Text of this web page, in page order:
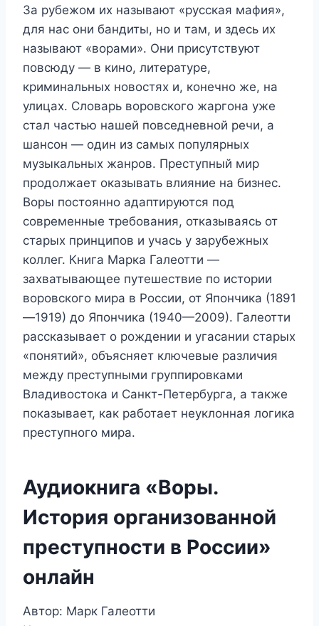
За рубежом их называют «русская мафия»,
для нас они бандиты, но и там, и здесь их
называют «ворами». Они присутствуют
повсюду — в кино, литературе,
криминальных новостях и, конечно же, на
улицах. Словарь воровского жаргона уже
стал частью нашей повседневной речи, а
шансон — один из самых популярных
музыкальных жанров. Преступный мир
продолжает оказывать влияние на бизнес.
Воры постоянно адаптируются под
современные требования, отказываясь от
старых принципов и учась у зарубежных
коллег. Книга Марка Галеотти —
захватывающее путешествие по истории
воровского мира в России, от Япончика (1891
—1919) до Япончика (1940—2009). Галеотти
рассказывает о рождении и угасании старых
«понятий», объясняет ключевые различия
между преступными группировками
Владивостока и Санкт-Петербурга, а также
показывает, как работает неуклонная логика
преступного мира.
Аудиокнига «Воры.
История организованной
преступности в России»
онлайн
Автор: Марк Галеотти